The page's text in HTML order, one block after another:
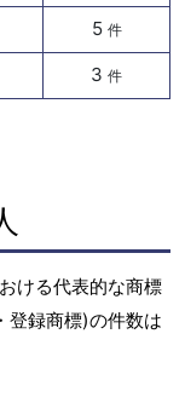
5 件
3 件
ける代表的な商標
登録商標)の件数は